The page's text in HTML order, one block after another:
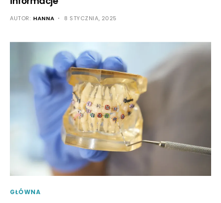
AUTOR: HANNA 8 STYCZNIA, 2025
GŁÓWNA